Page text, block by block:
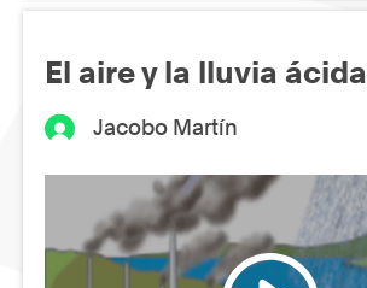
El aire y la lluvia ácida
Jacobo Martín